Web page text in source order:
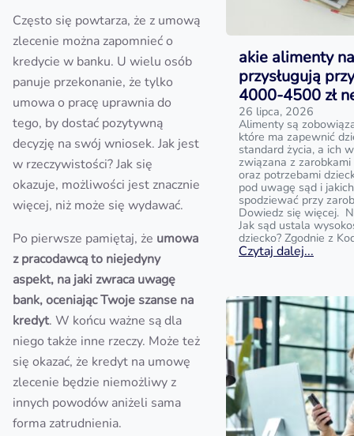
Często się powtarza, że z umową
zlecenie można zapomnieć o
kredycie w banku. U wielu osób
panuje przekonanie, że tylko
umowa o pracę uprawnia do
tego, by dostać pozytywną
decyzję na swój wniosek. Jak jest
w rzeczywistości? Jak się
okazuje, możliwości jest znacznie
więcej, niż może się wydawać.
Po pierwsze pamiętaj, że umowa
z pracodawcą to niejedyny
aspekt, na jaki zwraca uwagę
bank, oceniając Twoje szanse na
kredyt. W końcu ważne są dla
niego także inne rzeczy. Może też
się okazać, że kredyt na umowę
zlecenie będzie niemożliwy z
innych powodów aniżeli sama
forma zatrudnienia.
akie alimenty
przysługują
4000-4500 zł
26 lipca, 2026
Alimenty są
które ma zapewnić
standard życia, a ich
związana z
oraz potrzebami
pod uwagę sąd i
spodziewać przy
Dowiedz się więcej.
Jak sąd ustala
dziecko? Zgodnie z
Czytaj dalej...